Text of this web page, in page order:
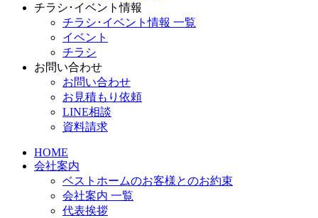
チラシ･イベント情報
チラシ･イベント情報 一覧
イベント
チラシ
お問い合わせ
お問い合わせ
お見積もり依頼
LINE相談
資料請求
HOME
会社案内
ベストホームのお客様とのお約束
会社案内 一覧
代表挨拶